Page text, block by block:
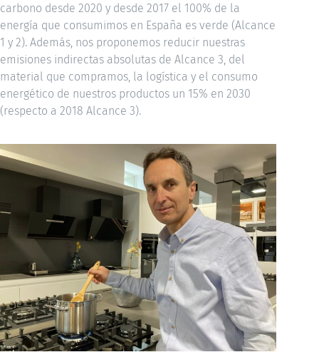
carbono desde 2020 y desde 2017 el 100% de la
energía que consumimos en España es verde (Alcance
1 y 2). Además, nos proponemos reducir nuestras
emisiones indirectas absolutas de Alcance 3, del
material que compramos, la logística y el consumo
energético de nuestros productos un 15% en 2030
(respecto a 2018 Alcance 3).